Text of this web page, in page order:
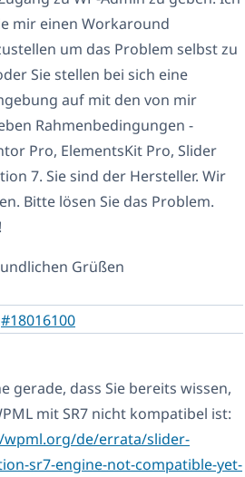
mir einen Workaround
um das Problem selbst zu
Sie stellen bei sich eine
auf mit den von mir
Rahmenbedingungen -
Pro, ElementsKit Pro, Slider
7. Sie sind der Hersteller. Wir
Bitte lösen Sie das Problem.
Grüßen
#18016100
gerade, dass Sie bereits wissen,
mit SR7 nicht kompatibel ist:
de/errata/slider-
sr7-engine-not-compatible-yet-